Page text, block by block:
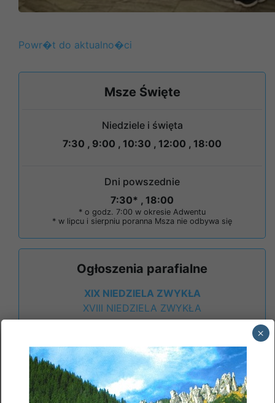
Powr�t do aktualno�ci
Msze Święte
Niedziele i święta
7:30 , 9:00 , 10:30 , 12:00 , 18:00
Dni powszednie
7:30* , 18:00
* o godz. 7:00 w okresie Adwentu
* w lipcu i sierpniu poranna Msza nie odbywa się
Ogłoszenia parafialne
XIX NIEDZIELA ZWYKŁA
XVIII NIEDZIELA ZWYKŁA
Intencje Mszalne
×